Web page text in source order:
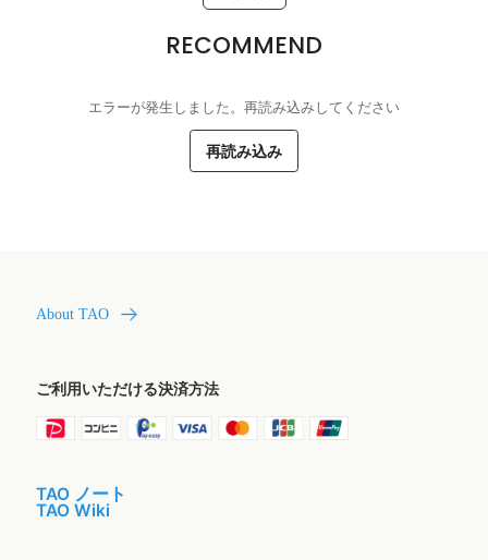
RECOMMEND
エラーが発生しました。再読み込みしてください
再読み込み
About TAO
ご利用いただける決済方法
TAO ノート
TAO Wiki